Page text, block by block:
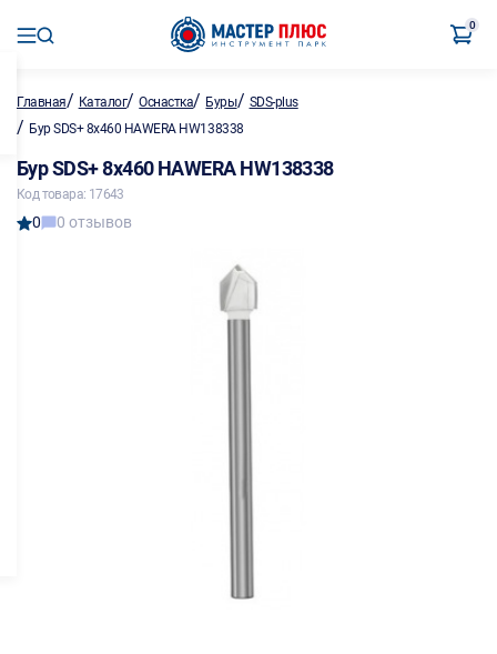
0
Главная/ Каталог/Оснастка/ Буры/ SDS-plus
/ Бур SDS+ 8х460 HAWERA HW138338
Бур SDS+ 8х460 HAWERA HW138338
Код товара: 17643
0 0 отзывов